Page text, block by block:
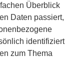
Überblick
Daten passiert,
identifiziert
zum Thema